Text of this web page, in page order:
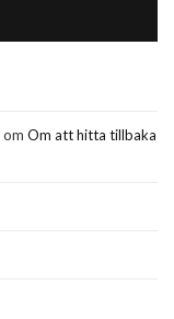
om Om att hitta tillbaka